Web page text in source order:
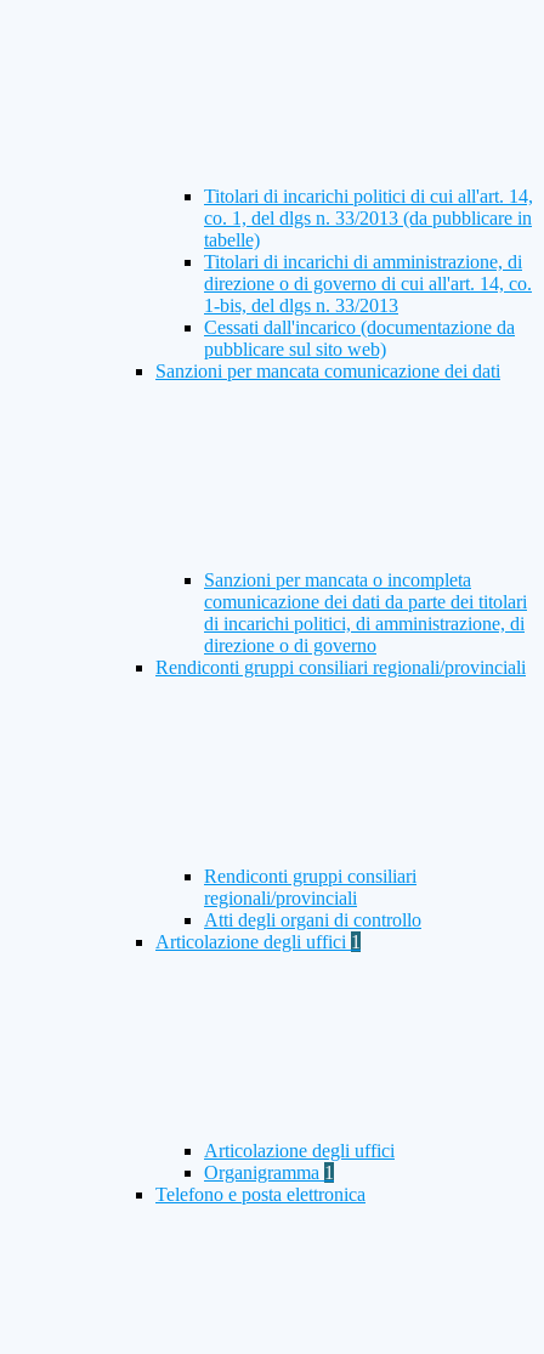
Titolari di incarichi politici di cui all'art. 14,
co. 1, del dlgs n. 33/2013 (da pubblicare in
tabelle)
Titolari di incarichi di amministrazione, di
direzione o di governo di cui all'art. 14, co.
1-bis, del dlgs n. 33/2013
Cessati dall'incarico (documentazione da
pubblicare sul sito web)
Sanzioni per mancata comunicazione dei dati
Sanzioni per mancata o incompleta
comunicazione dei dati da parte dei titolari
di incarichi politici, di amministrazione, di
direzione o di governo
Rendiconti gruppi consiliari regionali/provinciali
Rendiconti gruppi consiliari
regionali/provinciali
Atti degli organi di controllo
Articolazione degli uffici 1
Articolazione degli uffici
Organigramma 1
Telefono e posta elettronica